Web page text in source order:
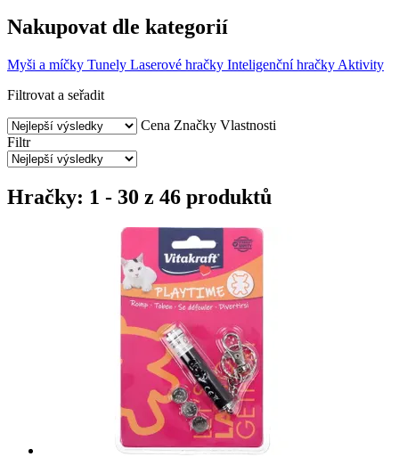
Nakupovat dle kategorií
Myši a míčky Tunely Laserové hračky Inteligenční hračky Aktivity
Filtrovat a seřadit
Cena Značky Vlastnosti
Filtr
Hračky: 1 - 30 z 46 produktů